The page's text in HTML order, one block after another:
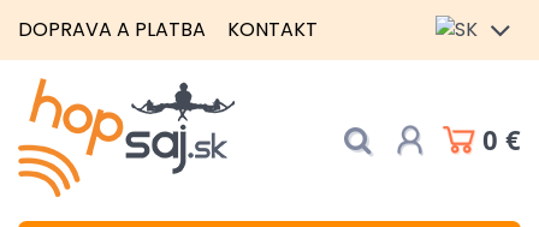
DOPRAVA A PLATBA KONTAKT
0 €